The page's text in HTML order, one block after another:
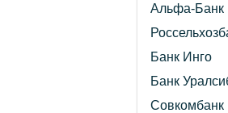
Альфа-Банк
Банк Инго
Банк
Совкомбанк